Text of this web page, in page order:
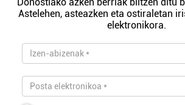
Astelehen, asteazken eta ostiraletan
elektronikora.